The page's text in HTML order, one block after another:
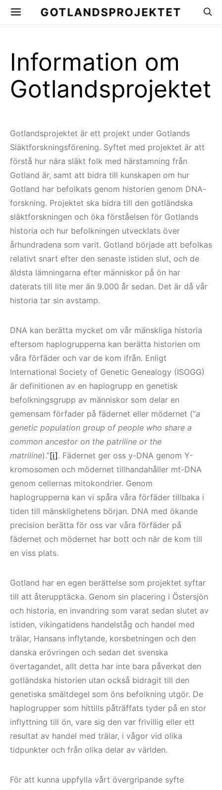
GOTLANDSPROJEKTET
Information om
Gotlandsprojektet
Gotlandsprojektet är ett projekt under Gotlands
Släktforskningsförening. Syftet med projektet är att
förstå hur nära släkt folk med härstamning från
Gotland är, samt att bidra till kunskapen om hur
Gotland har befolkats genom historien genom DNA-
forskning. Projektet ska bidra till den gotländska
släktforskningen och öka förståelsen för Gotlands
historia och hur befolkningen utvecklats över
århundradena som varit. Gotland började att befolkas
relativt snart efter den senaste istiden slut, och de
äldsta lämningarna efter människor på ön har
daterats till lite mer än 9.000 år sedan. Det är då vår
historia tar sin avstamp.
DNA kan berätta mycket om vår mänskliga historia
eftersom haplogrupperna kan berätta historien om
våra förfäder och var de kom ifrån. Enligt
International Society of Genetic Genealogy (ISOGG)
är definitionen av en haplogrupp en genetisk
befolkningsgrupp av människor som delar en
gemensam förfader på fädernet eller mödernet (“a
genetic population group of people who share a
common ancestor on the patriline or the
matriline).”[i]. Fädernet ger oss y-DNA genom Y-
kromosomen och mödernet tillhandahåller mt-DNA
genom cellernas mitokondrier. Genom
haplogrupperna kan vi spåra våra förfäder tillbaka i
tiden till mänsklighetens början. DNA med ökande
precision berätta för oss var våra förfäder på
fädernet och mödernet har bott och när de kom till
en viss plats.
Gotland har en egen berättelse som projektet syftar
till att återupptäcka. Genom sin placering i Östersjön
och historia, en invandring som varat sedan slutet av
istiden, vikingatidens handelståg och handel med
trälar, Hansans inflytande, korsbetningen och den
danska erövringen och sedan det svenska
övertagandet, allt detta har inte bara påverkat den
gotländska historien utan också bidragit till den
genetiska smältdegel som öns befolkning utgör. De
haplogrupper som hittills påträffats tyder på en stor
inflyttning till ön, vare sig den var frivillig eller ett
resultat av handel med trälar, i vågor vid olika
tidpunkter och från olika delar av världen.
För att kunna uppfylla vårt övergripande syfte